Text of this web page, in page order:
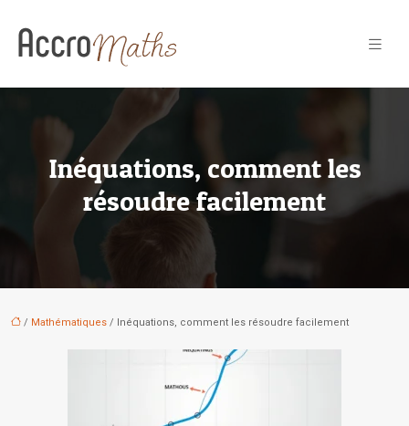
Inéquations, comment les
résoudre facilement
/ Mathématiques / Inéquations, comment les résoudre facilement